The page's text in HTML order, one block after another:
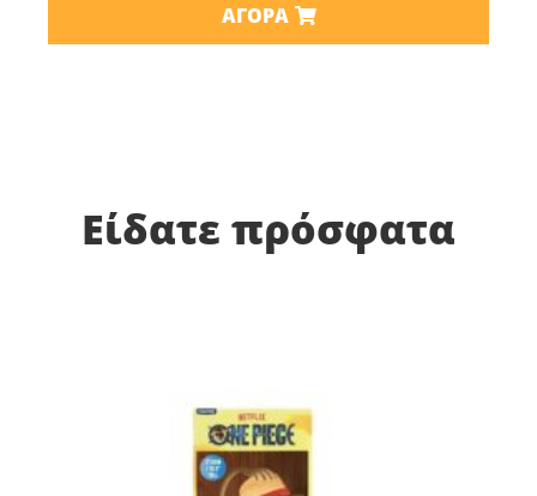
ΑΓΟΡΆ
Είδατε πρόσφατα